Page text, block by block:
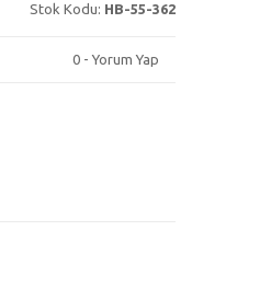
Stok Kodu: HB-55-362
0 - Yorum Yap